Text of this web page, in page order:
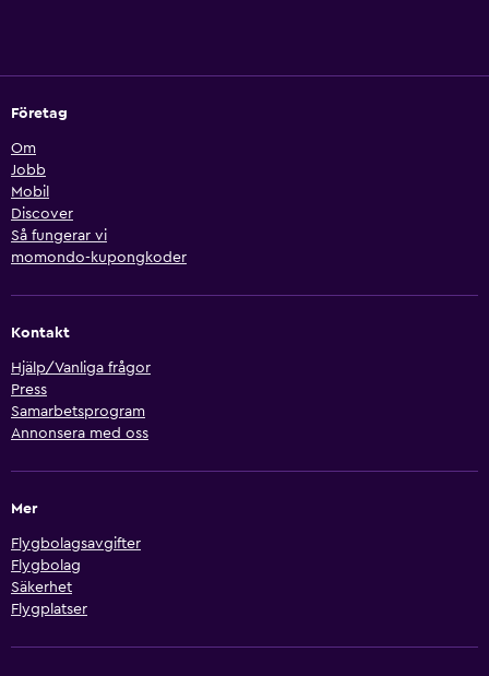
Företag
Om
Jobb
Mobil
Discover
Så fungerar vi
momondo-kupongkoder
Kontakt
Hjälp/Vanliga frågor
Press
Samarbetsprogram
Annonsera med oss
Mer
Flygbolagsavgifter
Flygbolag
Säkerhet
Flygplatser